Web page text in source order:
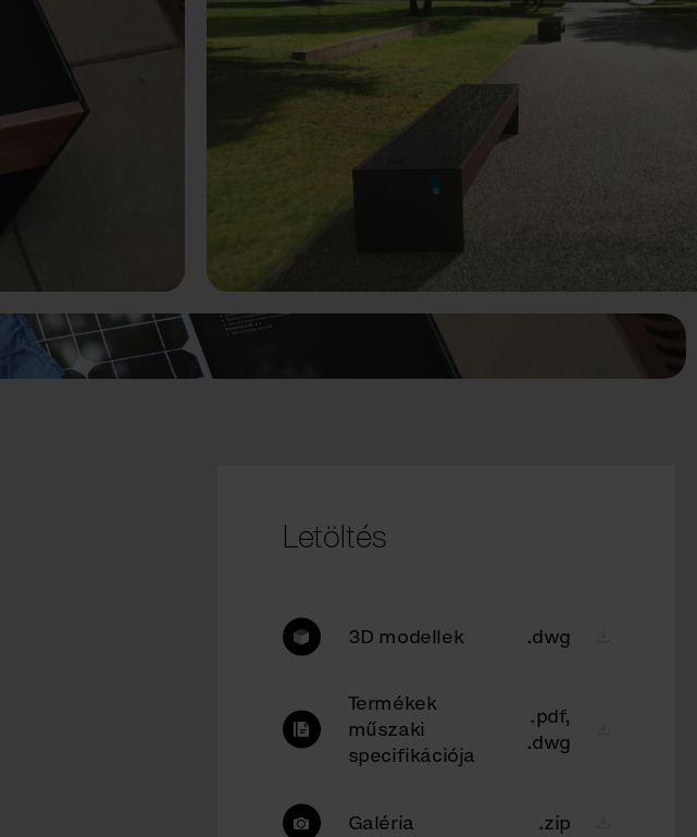
Következő
Letöltés
3D modellek .dwg
Termékek
műszaki
specifikációja
.pdf,
.dwg
Galéria .zip